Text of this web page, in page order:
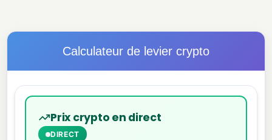
Calculateur de levier crypto
Prix crypto en direct
DIRECT